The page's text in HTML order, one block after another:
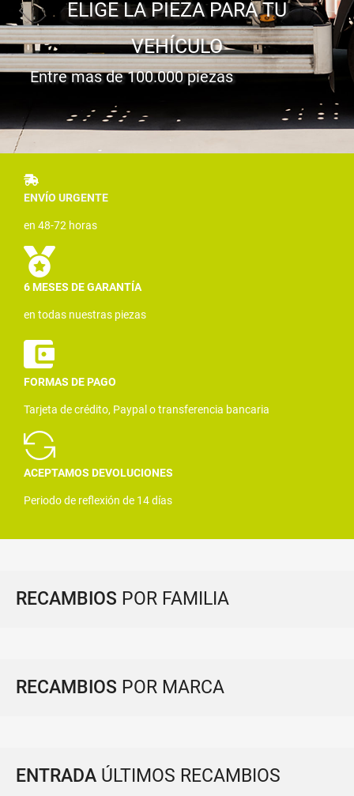
ELIGE LA PIEZA PARA TU
VEHÍCULO
Entre mas de 100.000 piezas
ENVÍO URGENTE
en 48-72 horas
6 MESES DE GARANTÍA
en todas nuestras piezas
FORMAS DE PAGO
Tarjeta de crédito, Paypal o transferencia bancaria
ACEPTAMOS DEVOLUCIONES
Periodo de reflexión de 14 días
RECAMBIOS POR FAMILIA
RECAMBIOS POR MARCA
ENTRADA ÚLTIMOS RECAMBIOS